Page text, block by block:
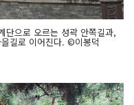
단으로 오르는 성곽 안쪽길과,
길로 이어진다. ©이봉덕